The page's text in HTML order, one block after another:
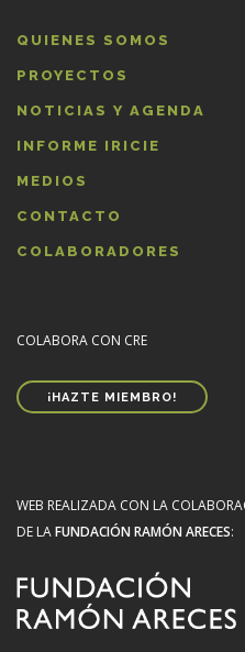
QUIENES SOMOS
PROYECTOS
NOTICIAS Y AGENDA
INFORME IRICIE
MEDIOS
CONTACTO
COLABORADORES
COLABORA CON CRE
¡HAZTE MIEMBRO!
WEB REALIZADA CON LA
DE LAFUNDACIÓN RAMÓN ARECES: